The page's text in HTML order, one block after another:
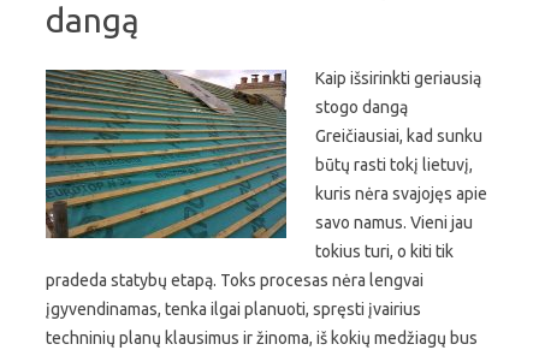
dangą
Kaip išsirinkti geriausią
stogo dangą
Greičiausiai, kad sunku
būtų rasti tokį lietuvį,
kuris nėra svajojęs apie
savo namus. Vieni jau
tokius turi, o kiti tik
pradeda statybų etapą. Toks procesas nėra lengvai
įgyvendinamas, tenka ilgai planuoti, spręsti įvairius
techninių planų klausimus ir žinoma, iš kokių medžiagų bus